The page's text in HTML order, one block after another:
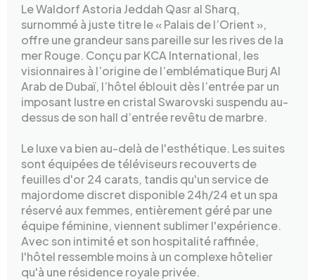
Le Waldorf Astoria Jeddah Qasr al Sharq,
surnommé à juste titre le « Palais de l’Orient »,
offre une grandeur sans pareille sur les rives de la
mer Rouge. Conçu par KCA International, les
visionnaires à l’origine de l’emblématique Burj Al
Arab de Dubaï, l’hôtel éblouit dès l’entrée par un
imposant lustre en cristal Swarovski suspendu au-
dessus de son hall d’entrée revêtu de marbre.
Le luxe va bien au-delà de l'esthétique. Les suites
sont équipées de téléviseurs recouverts de
feuilles d'or 24 carats, tandis qu'un service de
majordome discret disponible 24h/24 et un spa
réservé aux femmes, entièrement géré par une
équipe féminine, viennent sublimer l'expérience.
Avec son intimité et son hospitalité raffinée,
l'hôtel ressemble moins à un complexe hôtelier
qu'à une résidence royale privée.